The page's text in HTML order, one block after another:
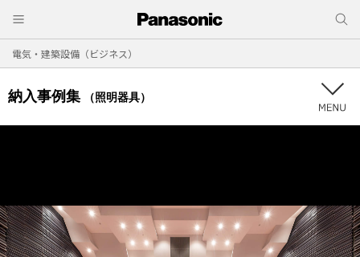
電気・建築設備（ビジネス）
納入事例集 （照明器具）